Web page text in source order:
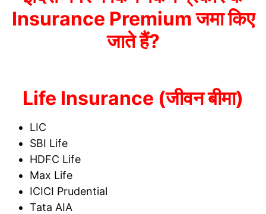
Insurance Premium जमा किए
जाते हैं?
Life Insurance (जीवन बीमा)
LIC
SBI Life
HDFC Life
Max Life
ICICI Prudential
Tata AIA